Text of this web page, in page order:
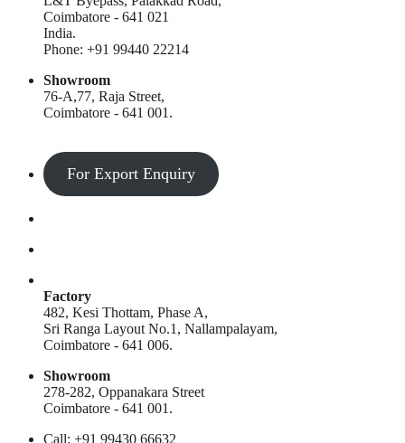
Coimbatore - 641 021
India.
Phone: +91 99440 22214
Showroom
76-A,77, Raja Street,
Coimbatore - 641 001.
For Export Enquiry
Factory
482, Kesi Thottam, Phase A,
Sri Ranga Layout No.1, Nallampalayam,
Coimbatore - 641 006.
Showroom
278-282, Oppanakara Street
Coimbatore - 641 001.
Call: +91 99430 66632